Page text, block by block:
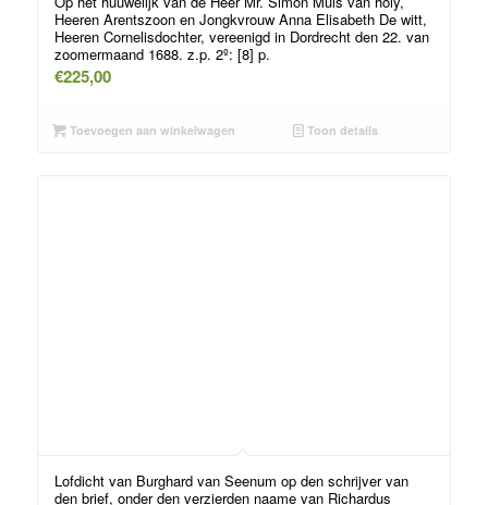
Heeren Arentszoon en Jongkvrouw Anna Elisabeth De witt,
Heeren Cornelisdochter, vereenigd in Dordrecht den 22. van
zoomermaand 1688. z.p. 2º: [8] p.
€225,00
Toevoegen aan winkelwagen Toon details
Lofdicht van Burghard van Seenum op den schrijver van
den brief, onder den verzierden naame van Richardus